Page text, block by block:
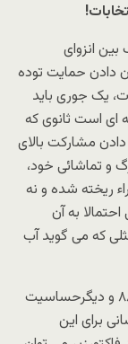
انزوای
دادن حمایت توده
یک جوری باید
ای است ثانوی که
مشارکت بالای
و تماشائی خود،
ریخته شده و نه
به آن
که می گوید آب
پرسش این است که آیا با توجه به تجربه های ۸۸ و دیگرحساسیت
برای این